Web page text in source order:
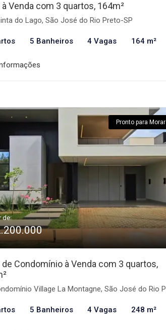
à Venda com 3 quartos, 164m²
do Lago, São José do Rio Preto-SP
5 Banheiros 4 Vagas 164 m²
Pronto para Morar
de:
de Condomínio à Venda com 3 quartos,
Village La Montagne, São José do Rio Preto-SP
5 Banheiros 4 Vagas 248 m²